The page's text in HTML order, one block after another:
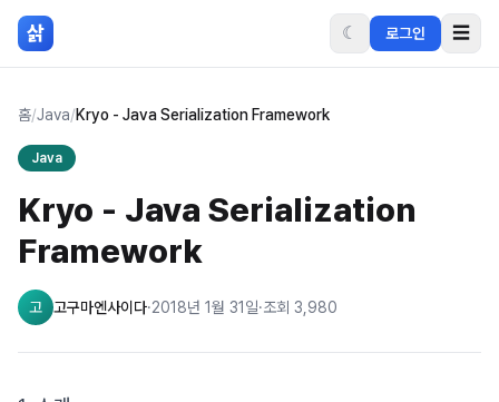
본문 바로가기
삵 ☾ 로그인 ☰
홈/Java/Kryo - Java Serialization Framework
Java
Kryo - Java Serialization
Framework
고 고구마엔사이다·2018년 1월 31일·조회 3,980